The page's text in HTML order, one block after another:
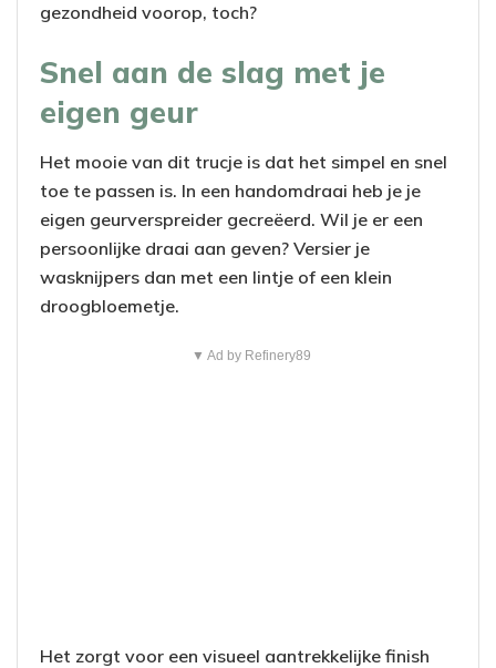
gezondheid voorop, toch?
Snel aan de slag met je
eigen geur
Het mooie van dit trucje is dat het simpel en snel
toe te passen is. In een handomdraai heb je je
eigen geurverspreider gecreëerd. Wil je er een
persoonlijke draai aan geven? Versier je
wasknijpers dan met een lintje of een klein
droogbloemetje.
▼ Ad by Refinery89
Het zorgt voor een visueel aantrekkelijke finish